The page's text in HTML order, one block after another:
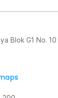
Blok G1 No. 10